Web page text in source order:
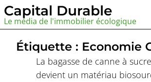
Aller
au
Capital Durable
Le média de l'immobilier écologique
Étiquette : Economie
La bagasse de canne à sucre
devient un matériau